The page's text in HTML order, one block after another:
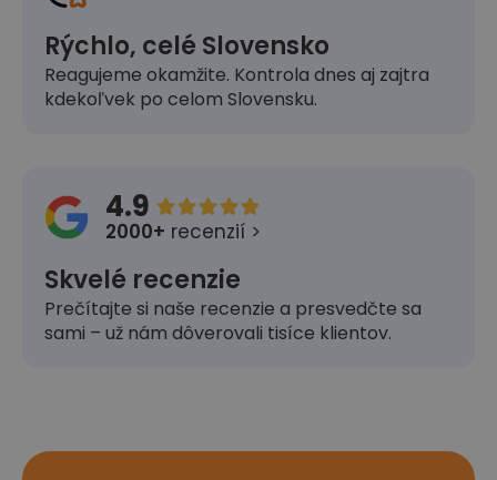
Rýchlo, celé Slovensko
Reagujeme okamžite. Kontrola dnes aj zajtra
kdekoľvek po celom Slovensku.
4.9 
2000+ recenzií >
Skvelé recenzie
Prečítajte si naše recenzie a presvedčte sa
sami – už nám dôverovali tisíce klientov.